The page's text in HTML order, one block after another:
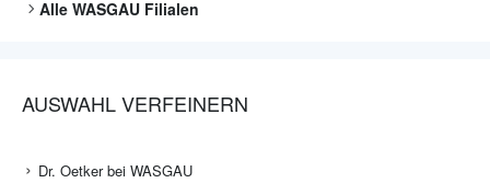
Alle WASGAU Filialen
AUSWAHL VERFEINERN
Dr. Oetker bei WASGAU